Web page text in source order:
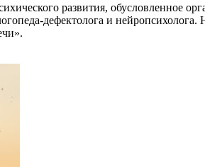
развития, обусловленное
дефектолога и нейропсихолога.